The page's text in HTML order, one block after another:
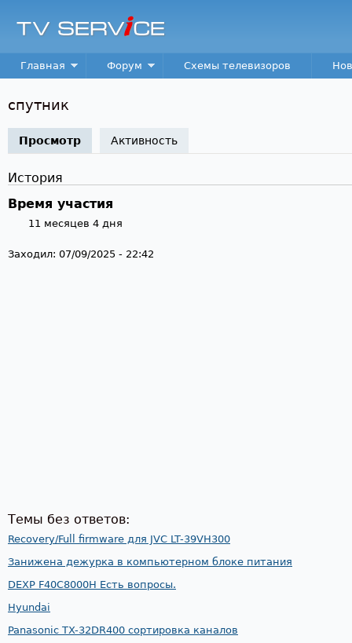
TV
Service
Main menu
Главная Форум Схемы телевизоров
спутник
Просмотр (активная вкладка)
Активность
История
Время участия
11 месяцев 4 дня
Заходил: 07/09/2025 - 22:42
Темы без ответов:
Recovery/Full firmware для JVC LT-39VH300
Занижена дежурка в компьютерном блоке питания
DEXP F40C8000H Есть вопросы.
Hyundai
Panasonic TX-32DR400 сортировка каналов